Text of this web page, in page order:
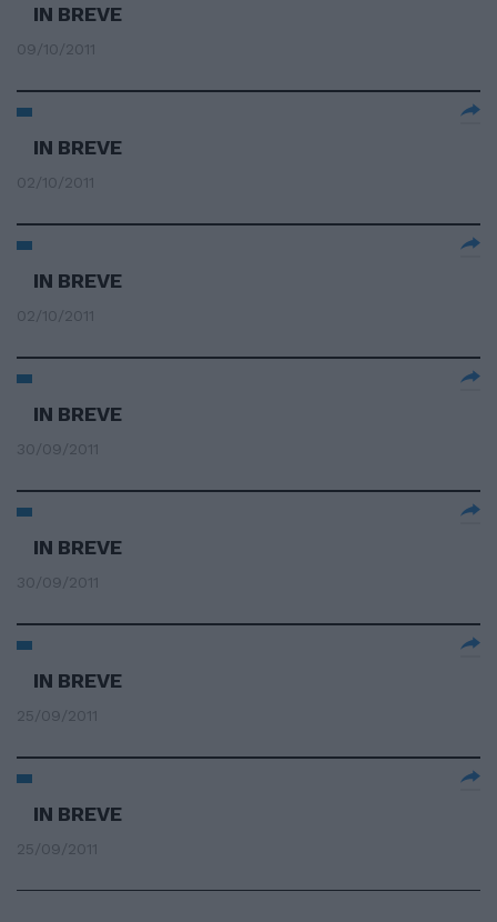
IN BREVE
09/10/2011
IN BREVE
02/10/2011
IN BREVE
02/10/2011
IN BREVE
30/09/2011
IN BREVE
30/09/2011
IN BREVE
25/09/2011
IN BREVE
25/09/2011